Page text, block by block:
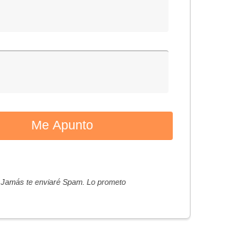
Jamás te enviaré Spam. Lo prometo